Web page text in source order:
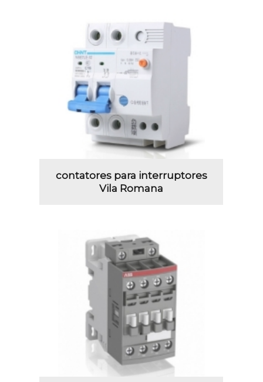
contatores para interruptores
Vila Romana